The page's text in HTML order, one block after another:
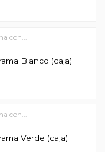
Blanco (caja)
Verde (caja)